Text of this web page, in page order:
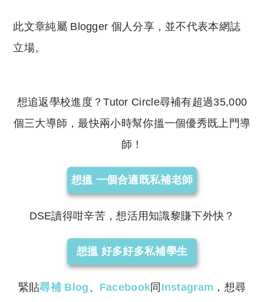
此文章純屬 Blogger 個人分享，並不代表本網誌
立場。
想追返學校進度？Tutor Circle尋補有超過35,000
個三大導師，最快兩小時幫你搵一個優秀既上門導
師！
想搵 一個合適既私補老師
DSE讀得咁辛苦，想活用知識黎賺下外快？
想搵 好多好多私補學生
緊貼尋補 Blog 、 Facebook 同 Instagram ，想尋